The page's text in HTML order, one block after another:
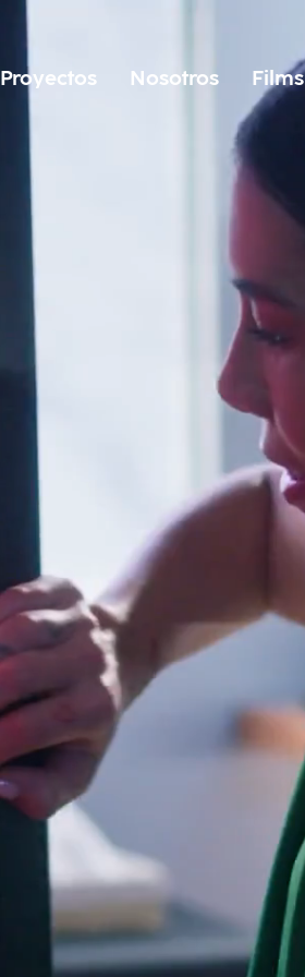
Proyectos Nosotros Films